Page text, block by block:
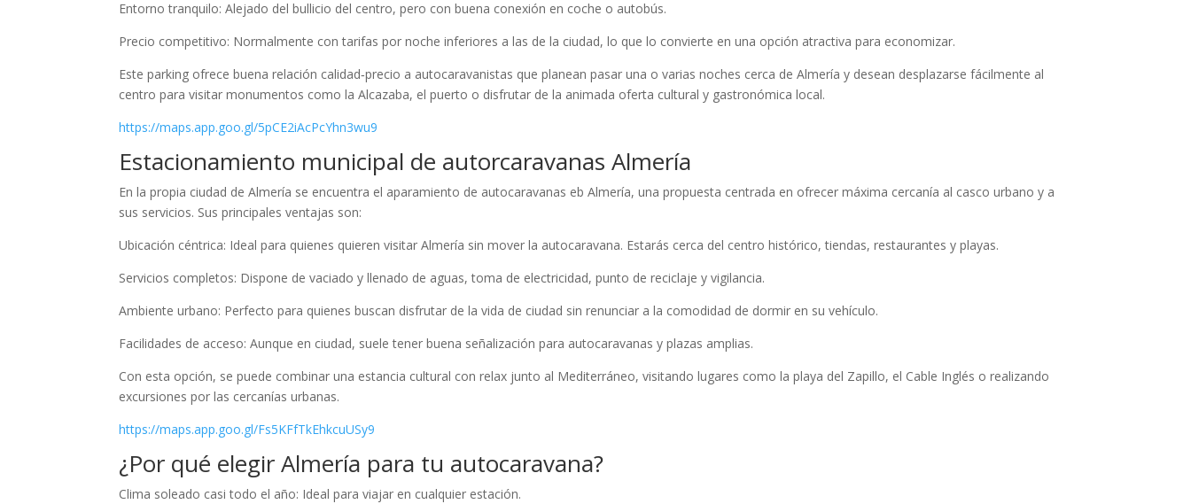
Entorno tranquilo: Alejado del bullicio del centro, pero con buena conexión en coche o autobús.
Precio competitivo: Normalmente con tarifas por noche inferiores a las de la ciudad, lo que lo convierte en una opción atractiva para economizar.
Este parking ofrece buena relación calidad‑precio a autocaravanistas que planean pasar una o varias noches cerca de Almería y desean desplazarse fácilmente al
centro para visitar monumentos como la Alcazaba, el puerto o disfrutar de la animada oferta cultural y gastronómica local.
https://maps.app.goo.gl/5pCE2iAcPcYhn3wu9
Estacionamiento municipal de autorcaravanas Almería
En la propia ciudad de Almería se encuentra el aparamiento de autocaravanas eb Almería, una propuesta centrada en ofrecer máxima cercanía al casco urbano y a
sus servicios. Sus principales ventajas son:
Ubicación céntrica: Ideal para quienes quieren visitar Almería sin mover la autocaravana. Estarás cerca del centro histórico, tiendas, restaurantes y playas.
Servicios completos: Dispone de vaciado y llenado de aguas, toma de electricidad, punto de reciclaje y vigilancia.
Ambiente urbano: Perfecto para quienes buscan disfrutar de la vida de ciudad sin renunciar a la comodidad de dormir en su vehículo.
Facilidades de acceso: Aunque en ciudad, suele tener buena señalización para autocaravanas y plazas amplias.
Con esta opción, se puede combinar una estancia cultural con relax junto al Mediterráneo, visitando lugares como la playa del Zapillo, el Cable Inglés o realizando
excursiones por las cercanías urbanas.
https://maps.app.goo.gl/Fs5KFfTkEhkcuUSy9
¿Por qué elegir Almería para tu autocaravana?
Clima soleado casi todo el año: Ideal para viajar en cualquier estación.